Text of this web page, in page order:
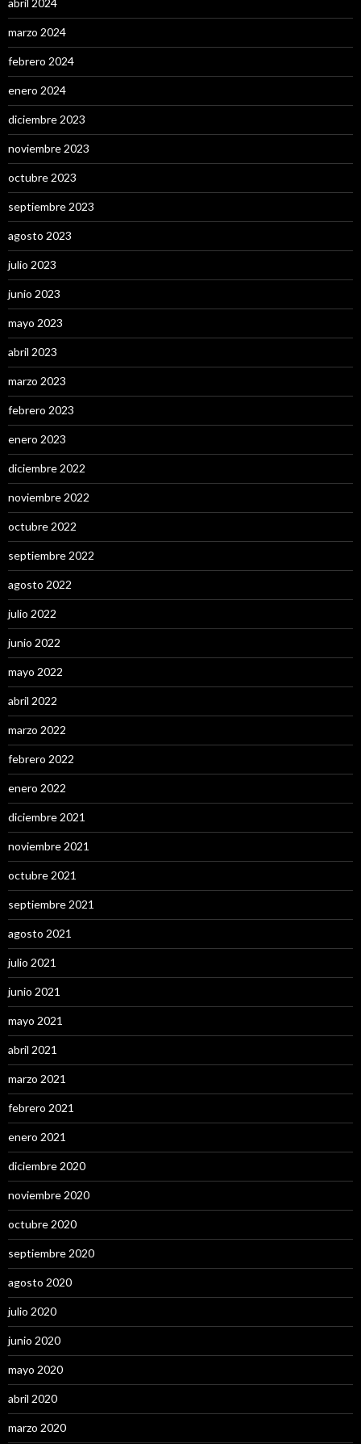
abril 2024
marzo 2024
febrero 2024
enero 2024
diciembre 2023
noviembre 2023
octubre 2023
septiembre 2023
agosto 2023
julio 2023
junio 2023
mayo 2023
abril 2023
marzo 2023
febrero 2023
enero 2023
diciembre 2022
noviembre 2022
octubre 2022
septiembre 2022
agosto 2022
julio 2022
junio 2022
mayo 2022
abril 2022
marzo 2022
febrero 2022
enero 2022
diciembre 2021
noviembre 2021
octubre 2021
septiembre 2021
agosto 2021
julio 2021
junio 2021
mayo 2021
abril 2021
marzo 2021
febrero 2021
enero 2021
diciembre 2020
noviembre 2020
octubre 2020
septiembre 2020
agosto 2020
julio 2020
junio 2020
mayo 2020
abril 2020
marzo 2020